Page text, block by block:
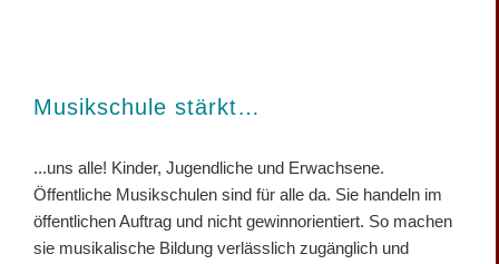
Musikschule stärkt…
...uns alle! Kinder, Jugendliche und Erwachsene.
Öffentliche Musikschulen sind für alle da. Sie handeln im
öffentlichen Auftrag und nicht gewinnorientiert. So machen
sie musikalische Bildung verlässlich zugänglich und